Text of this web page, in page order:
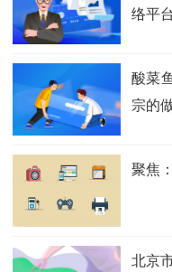
络平
酸菜
宗的
聚焦
北京